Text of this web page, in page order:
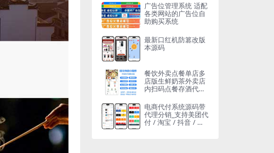
广告位管理系统 适配
各类网站的广告位自
助购买系统
最新口红机防篡改版
本源码
餐饮外卖点餐单店多
店版生鲜奶茶外卖店
内扫码点餐存酒代付
程序
电商代付系统源码带
代理分销_支持美团代
付 / 淘宝 / 抖音 / 拼